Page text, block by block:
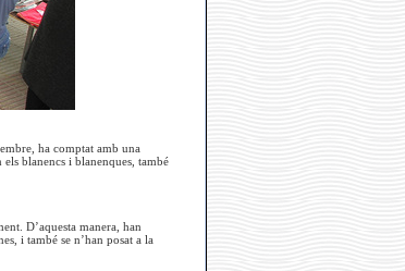
ha comptat amb una
blanencs i blanenques, també
D’aquesta manera, han
i també se n’han posat a la